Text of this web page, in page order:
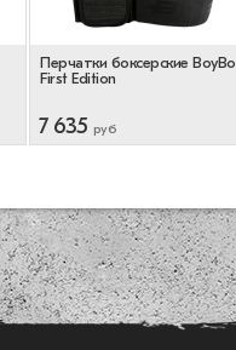
Перчатки боксерские BoyBo
First Edition
7 635 руб